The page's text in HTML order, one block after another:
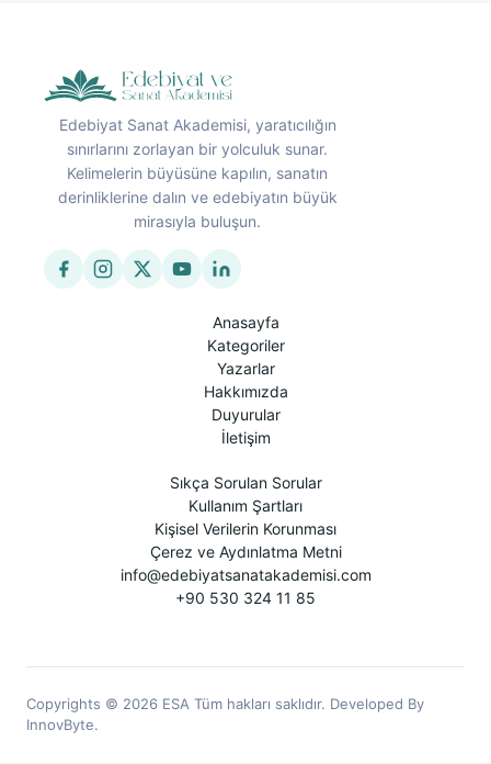
Edebiyat Sanat Akademisi, yaratıcılığın
sınırlarını zorlayan bir yolculuk sunar.
Kelimelerin büyüsüne kapılın, sanatın
derinliklerine dalın ve edebiyatın büyük
mirasıyla buluşun.
Anasayfa
Kategoriler
Yazarlar
Hakkımızda
Duyurular
İletişim
Sıkça Sorulan Sorular
Kullanım Şartları
Kişisel Verilerin Korunması
Çerez ve Aydınlatma Metni
info@edebiyatsanatakademisi.com
+90 530 324 11 85
Copyrights © 2026 ESA Tüm hakları saklıdır. Developed By
InnovByte.